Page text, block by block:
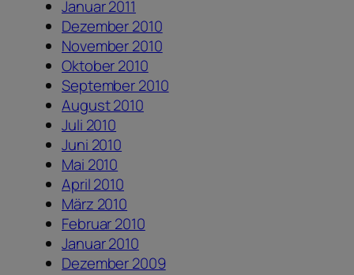
Januar 2011
Dezember 2010
November 2010
Oktober 2010
September 2010
August 2010
Juli 2010
Juni 2010
Mai 2010
April 2010
März 2010
Februar 2010
Januar 2010
Dezember 2009